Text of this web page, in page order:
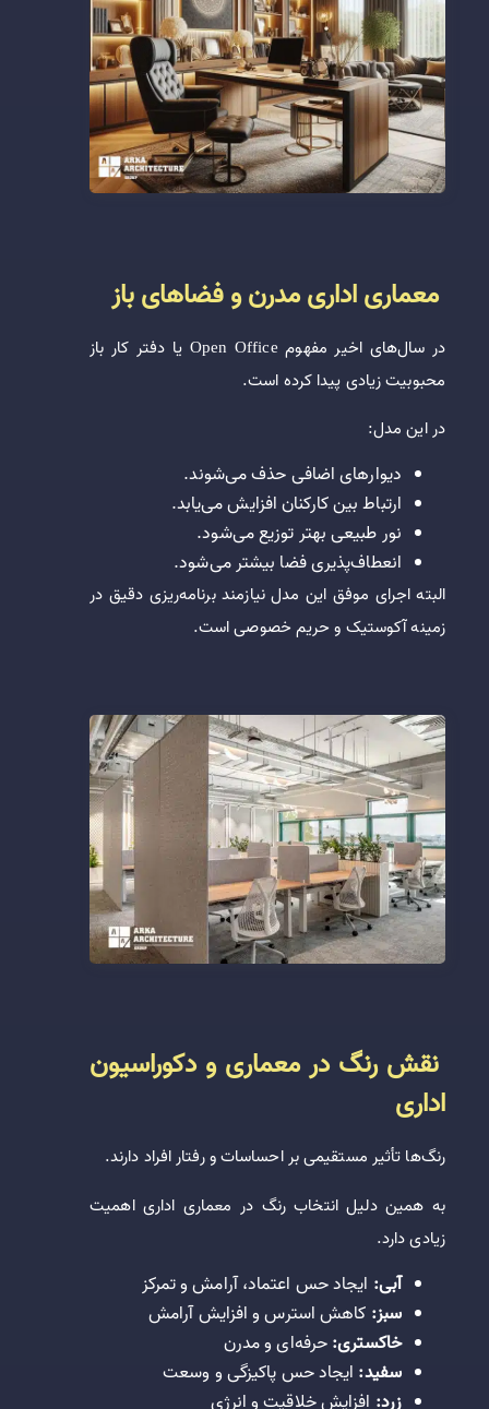
معماری اداری مدرن و فضاهای باز
در سال‌های اخیر مفهوم Open Office یا دفتر کار باز
محبوبیت زیادی پیدا کرده است.
در این مدل:
دیوارهای اضافی حذف می‌شوند.
ارتباط بین کارکنان افزایش می‌یابد.
نور طبیعی بهتر توزیع می‌شود.
انعطاف‌پذیری فضا بیشتر می‌شود.
البته اجرای موفق این مدل نیازمند برنامه‌ریزی دقیق در
زمینه آکوستیک و حریم خصوصی است.
نقش رنگ در معماری و دکوراسیون
اداری
رنگ‌ها تأثیر مستقیمی بر احساسات و رفتار افراد دارند.
به همین دلیل انتخاب رنگ در معماری اداری اهمیت
زیادی دارد.
آبی: ایجاد حس اعتماد، آرامش و تمرکز
سبز: کاهش استرس و افزایش آرامش
خاکستری:حرفه‌ای و مدرن
سفید: ایجاد حس پاکیزگی و وسعت
زرد: افزایش خلاقیت و انرژی